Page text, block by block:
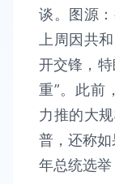
谈。图源
上周因共
开交锋，
重”。此前
力推的大
普，还称
年总统选举